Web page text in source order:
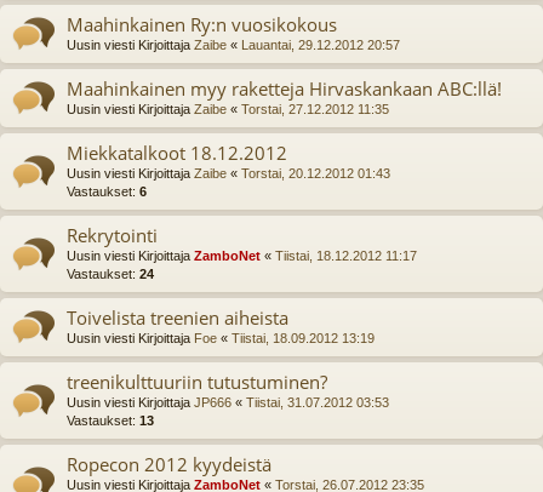
Maahinkainen Ry:n vuosikokous
Uusin viesti Kirjoittaja Zaibe « Lauantai, 29.12.2012 20:57
Maahinkainen myy raketteja Hirvaskankaan ABC:llä!
Uusin viesti Kirjoittaja Zaibe « Torstai, 27.12.2012 11:35
Miekkatalkoot 18.12.2012
Uusin viesti Kirjoittaja Zaibe « Torstai, 20.12.2012 01:43
Vastaukset: 6
Rekrytointi
Uusin viesti Kirjoittaja ZamboNet « Tiistai, 18.12.2012 11:17
Vastaukset: 24
Toivelista treenien aiheista
Uusin viesti Kirjoittaja Foe « Tiistai, 18.09.2012 13:19
treenikulttuuriin tutustuminen?
Uusin viesti Kirjoittaja JP666 « Tiistai, 31.07.2012 03:53
Vastaukset: 13
Ropecon 2012 kyydeistä
Uusin viesti Kirjoittaja ZamboNet « Torstai, 26.07.2012 23:35